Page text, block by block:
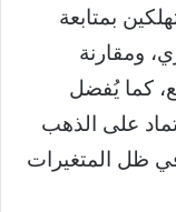
بمتابعة
ومقارنة
كما يُفضل
على الذهب
ظل المتغيرات